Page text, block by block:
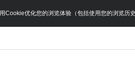
Cookie优化您的浏览体验（包括使用您的浏览历